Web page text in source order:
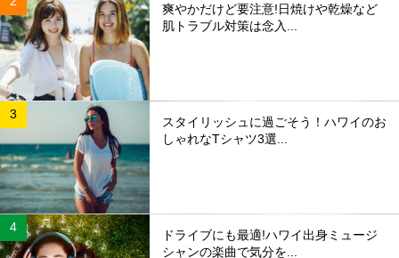
爽やかだけど要注意!日焼けや乾燥など
肌トラブル対策は念入...
スタイリッシュに過ごそう！ハワイのお
しゃれなTシャツ3選...
ドライブにも最適!ハワイ出身ミュージ
シャンの楽曲で気分を...